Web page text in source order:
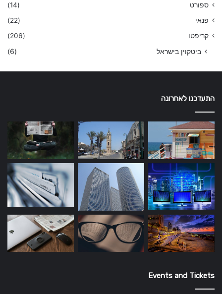
ספורט
(14)
פנאי
(22)
קריפטו
(206)
ביטקוין בישראל (6)
התעדכנו לאחרונה
Events and Tickets